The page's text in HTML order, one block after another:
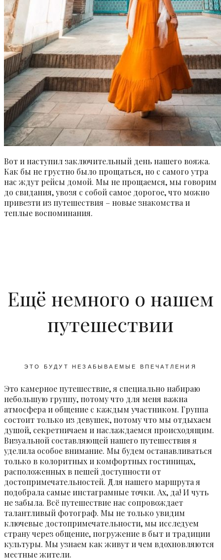
Вот и наступил заключительный день нашего вояжа.
Как бы не грустно было прощаться, но с самого утра
нас ждут рейсы домой. Мы не прощаемся, мы говорим
до свидания, увозя с собой самое дорогое, что можно
привезти из путешествия – новые знакомства и
теплые воспоминания.
Ещё немного о нашем
путешествии
ЭТО БУДУТ НЕЗАБЫВАЕМЫЕ ВПЕЧАТЛЕНИЯ
Это камерное путешествие, я специально набираю
небольшую группу, потому что для меня важна
атмосфера и общение с каждым участником. Группа
состоит только из девушек, потому что мы отдыхаем
душой, секретничаем и наслаждаемся происходящим.
Визуальной составляющей нашего путешествия я
уделила особое внимание. Мы будем останавливаться
только в колоритных и комфортных гостиницах,
расположенных в пешей доступности от
достопримечательностей. Для нашего маршрута я
подобрала самые инстаграмные точки. Ах, да! И чуть
не забыла. Всё путешествие нас сопровождает
талантливый фотограф. Мы не только увидим
ключевые достопримечательности, мы исследуем
страну через общение, погружение в быт и традиции
культуры. Мы узнаем как живут и чем вдохновляются
местные жители.